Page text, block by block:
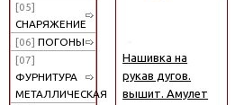
[05]
СНАРЯЖЕНИЕ
[06] ПОГОНЫ
[07]
ФУРНИТУРА
МЕТАЛЛИЧЕСКАЯ
Нашивка на
рукав дугов.
вышит. Амулет